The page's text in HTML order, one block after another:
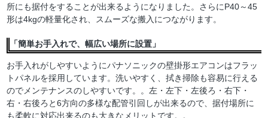
所にも据付をすることが出来るようになりました。さらにP40～45
形は4kgの軽量化され、スムーズな搬入につながります。
「簡単お手入れで、幅広い場所に設置」
お手入れがしやすいようにパナソニックの壁掛形エアコンはフラッ
トパネルを採用しています。洗いやすく、拭き掃除も容易に行える
のでメンテナンスのしやすいです。。左・左下・左後ろ・右下・
右・右後ろと6方向の多様な配管引回しが出来るので、据付場所に
も柔軟に対応出来るのも大きなメリットです。。